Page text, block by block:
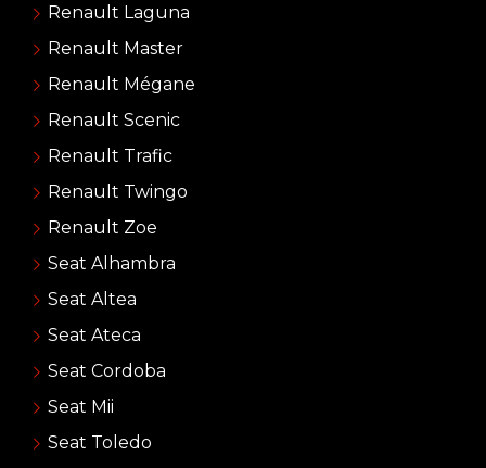
Renault Laguna
Renault Master
Renault Mégane
Renault Scenic
Renault Trafic
Renault Twingo
Renault Zoe
Seat Alhambra
Seat Altea
Seat Ateca
Seat Cordoba
Seat Mii
Seat Toledo